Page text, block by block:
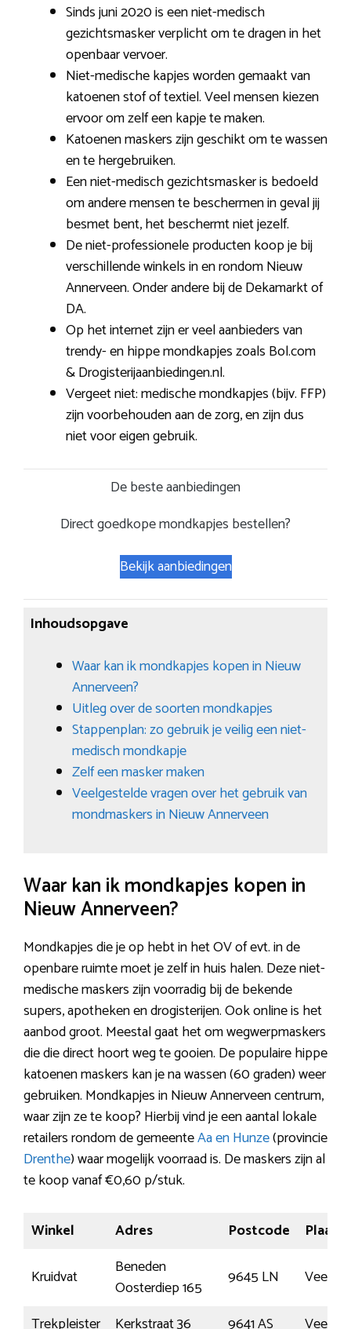
Sinds juni 2020 is een niet-medisch
gezichtsmasker verplicht om te dragen in het
openbaar vervoer.
Niet-medische kapjes worden gemaakt van
katoenen stof of textiel. Veel mensen kiezen
ervoor om zelf een kapje te maken.
Katoenen maskers zijn geschikt om te wassen
en te hergebruiken.
Een niet-medisch gezichtsmasker is bedoeld
om andere mensen te beschermen in geval jij
besmet bent, het beschermt niet jezelf.
De niet-professionele producten koop je bij
verschillende winkels in en rondom Nieuw
Annerveen. Onder andere bij de Dekamarkt of
DA.
Op het internet zijn er veel aanbieders van
trendy- en hippe mondkapjes zoals Bol.com
& Drogisterijaanbiedingen.nl.
Vergeet niet: medische mondkapjes (bijv. FFP)
zijn voorbehouden aan de zorg, en zijn dus
niet voor eigen gebruik.
De beste aanbiedingen
Direct goedkope mondkapjes bestellen?
Bekijk aanbiedingen
Inhoudsopgave
Waar kan ik mondkapjes kopen in Nieuw
Annerveen?
Uitleg over de soorten mondkapjes
Stappenplan: zo gebruik je veilig een niet-
medisch mondkapje
Zelf een masker maken
Veelgestelde vragen over het gebruik van
mondmaskers in Nieuw Annerveen
Waar kan ik mondkapjes kopen in
Nieuw Annerveen?
Mondkapjes die je op hebt in het OV of evt. in de
openbare ruimte moet je zelf in huis halen. Deze niet-
medische maskers zijn voorradig bij de bekende
supers, apotheken en drogisterijen. Ook online is het
aanbod groot. Meestal gaat het om wegwerpmaskers
die die direct hoort weg te gooien. De populaire hippe
katoenen maskers kan je na wassen (60 graden) weer
gebruiken. Mondkapjes in Nieuw Annerveen centrum,
waar zijn ze te koop? Hierbij vind je een aantal lokale
retailers rondom de gemeenteAa en Hunze(provincie
Drenthe) waar mogelijk voorraad is. De maskers zijn al
te koop vanaf €0,60 p/stuk.
Winkel Adres Postcode
Plaats
Kruidvat
Beneden
Oosterdiep 165
9645 LN
Trekpleister
Kerkstraat 36 9641 AS